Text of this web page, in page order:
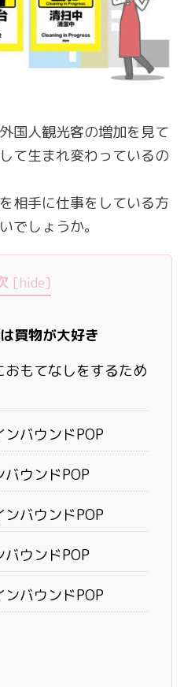
国人観光客の増加を見て
て生まれ変わっているの
相手に仕事をしている方
でしょうか。
[hide]
買物が大好き
おもてなしをするため
バウンドPOP
ウンドPOP
ンバウンドPOP
ウンドPOP
ンバウンドPOP